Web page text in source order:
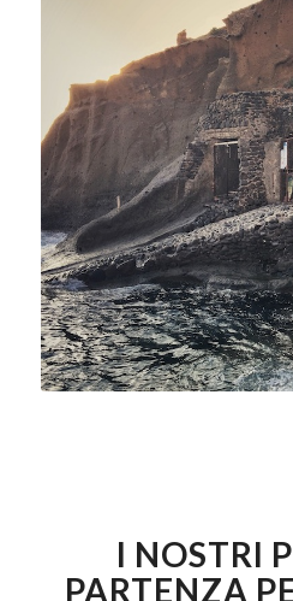
I NOSTRI
PARTENZA